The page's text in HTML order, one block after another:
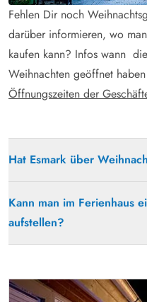
Fehlen Dir noch
darüber informieren, wo
kaufen kann? Infos wann
Weihnachten geöffnet
Öffnungszeiten der
Hat Esmark über
Kann man im Ferienhaus
aufstellen?